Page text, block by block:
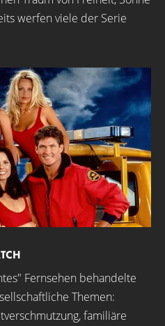
werfen viele der Serie
Fernsehen behandelte
Themen:
familiäre